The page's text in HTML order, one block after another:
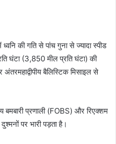
की गति से पांच गुना से ज्यादा स्पीड
घंटा (3,850 मील प्रति घंटा) की
बैलिस्टिक मिसाइल से
बमबारी प्रणाली (FOBS) और रिएक्शम
पर भारी पड़ता है।